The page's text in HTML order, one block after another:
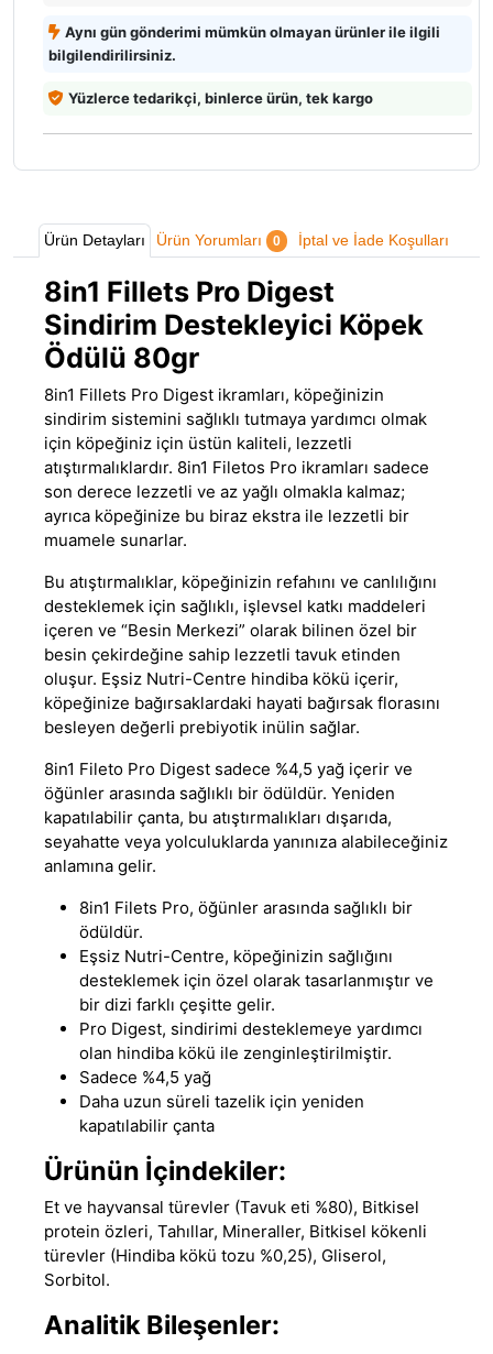
Aynı gün gönderimi mümkün olmayan ürünler ile ilgili
bilgilendirilirsiniz.
Yüzlerce tedarikçi, binlerce ürün, tek kargo
Ürün Detayları Ürün Yorumları 0 İptal ve İade Koşulları
8in1 Fillets Pro Digest
Sindirim Destekleyici Köpek
Ödülü 80gr
8in1 Fillets Pro Digest ikramları, köpeğinizin
sindirim sistemini sağlıklı tutmaya yardımcı olmak
için köpeğiniz için üstün kaliteli, lezzetli
atıştırmalıklardır. 8in1 Filetos Pro ikramları sadece
son derece lezzetli ve az yağlı olmakla kalmaz;
ayrıca köpeğinize bu biraz ekstra ile lezzetli bir
muamele sunarlar.
Bu atıştırmalıklar, köpeğinizin refahını ve canlılığını
desteklemek için sağlıklı, işlevsel katkı maddeleri
içeren ve “Besin Merkezi” olarak bilinen özel bir
besin çekirdeğine sahip lezzetli tavuk etinden
oluşur. Eşsiz Nutri-Centre hindiba kökü içerir,
köpeğinize bağırsaklardaki hayati bağırsak florasını
besleyen değerli prebiyotik inülin sağlar.
8in1 Fileto Pro Digest sadece %4,5 yağ içerir ve
öğünler arasında sağlıklı bir ödüldür. Yeniden
kapatılabilir çanta, bu atıştırmalıkları dışarıda,
seyahatte veya yolculuklarda yanınıza alabileceğiniz
anlamına gelir.
8in1 Filets Pro, öğünler arasında sağlıklı bir
ödüldür.
Eşsiz Nutri-Centre, köpeğinizin sağlığını
desteklemek için özel olarak tasarlanmıştır ve
bir dizi farklı çeşitte gelir.
Pro Digest, sindirimi desteklemeye yardımcı
olan hindiba kökü ile zenginleştirilmiştir.
Sadece %4,5 yağ
Daha uzun süreli tazelik için yeniden
kapatılabilir çanta
Ürünün İçindekiler:
Et ve hayvansal türevler (Tavuk eti %80), Bitkisel
protein özleri, Tahıllar, Mineraller, Bitkisel kökenli
türevler (Hindiba kökü tozu %0,25), Gliserol,
Sorbitol.
Analitik Bileşenler: